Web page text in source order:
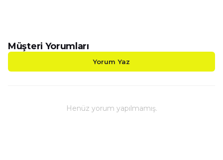
Müşteri Yorumları
Yorum Yaz
Henüz yorum yapılmamış.